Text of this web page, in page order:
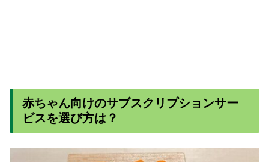
赤ちゃん向けのサブスクリプションサー
ビスを選び方は？